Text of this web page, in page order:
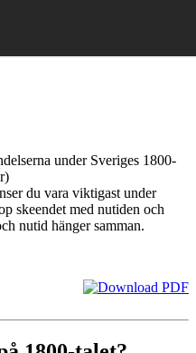
under Sveriges 1800-
du vara viktigast under
skeendet med nutiden och
nutid hänger samman.